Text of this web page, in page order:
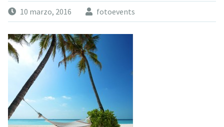
10 marzo, 2016 fotoevents